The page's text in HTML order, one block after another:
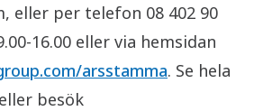
eller per telefon 08 402 90
16.00 eller via hemsidan
arsstamma. Se hela
besök